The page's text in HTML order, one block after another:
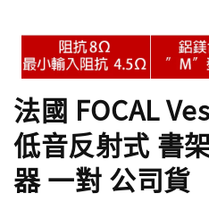
法國 FOCAL
低音反射式 書
器 一對 公司貨